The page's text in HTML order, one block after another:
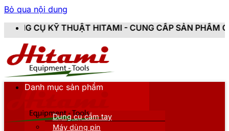
Bỏ qua nội dung
HITAMI - CUNG CẤP SẢN PHẨM CHÍNH HÃNG, MỚI
Danh mục sản phẩm
Dụng cụ cầm tay
Máy dùng pin